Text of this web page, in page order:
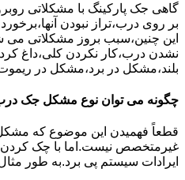
گاهی جک پارکینگ با مشکلاتی
بر روی درب،تراز نبودن
این چنین،سبب بروز مشکلاتی می
نشدن درب،کار نکردن کلی،داغ
بلند،مشکل در برد،مشکل در
چگونه می توان نوع مشکل جک درب
قطعاً فهمیدن این موضوع که
غیرمتخصص نیست.اما با چک کردن
ایرادات سیستم پی برد.به طور